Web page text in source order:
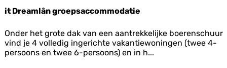
m
o
d
a
it Dreamlân groepsaccommodatie
i
t
D
Onder het grote dak van een aantrekkelijke boerenschuur
vind je 4 volledig ingerichte vakantiewoningen (twee 4-
persoons en twee 6-persoons) en in h...